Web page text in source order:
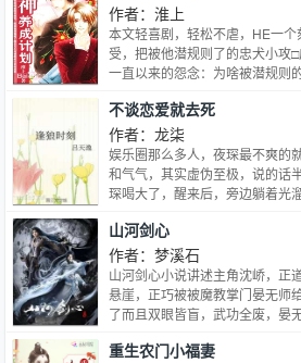
作者：淮上
本文轻喜剧，轻松不虐，HE一
受，把被他潜规则了的忠犬小攻
一直以来的怨念：为啥被潜规则
然后成了大神的小攻还像没成名
女王一般招摇过市，小攻就像忠
巴跟在后边当小弟………
不谈恋爱就去死
作者：龙柒
娱乐圈那么多人，夜琛最不爽的
和气气，其实虚伪至极，说的话
琛喝大了，醒来后，旁边躺着光
一个声音：“日常任务：亲吻任景
情提示：生存点低于1将被收回生
山河剑心
作者：梦溪石
山河剑心小说讲述主角沈峤，正
悬崖，正巧被被魔教掌门晏无师
了而且双眼皆盲，武功全废，晏
一颗善良的心。
重生农门小福妻